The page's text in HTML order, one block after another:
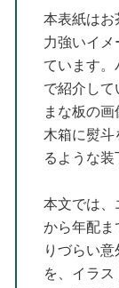
本表紙はお
力強いイメ
ています。
で紹介し
まな板の画
木箱に熨斗
るような装
本文では、
から年配ま
りづらい
を、イラ